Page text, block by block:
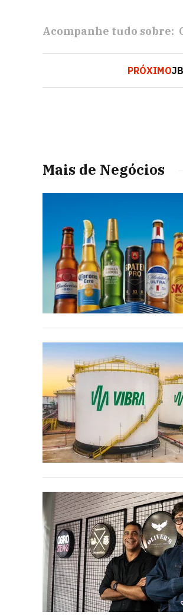
Acompanhe tudo sobre:
PRÓXIMO
Mais de Negócios